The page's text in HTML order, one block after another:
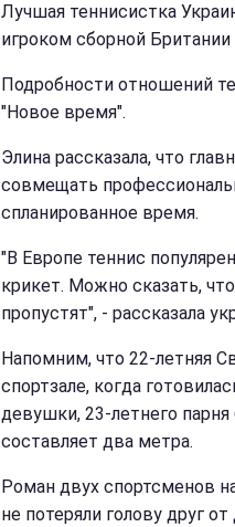
Лучшая теннисистка
игроком сборной
Подробности отношений
"Новое время".
Элина рассказала, что
совмещать
спланированное время.
"В Европе теннис
крикет. Можно сказать,
пропустят", - рассказала
Напомним, что 22-летняя
спортзале, когда
девушки, 23-летнего
составляет два метра.
Роман двух спортсменов
не потеряли голову друг